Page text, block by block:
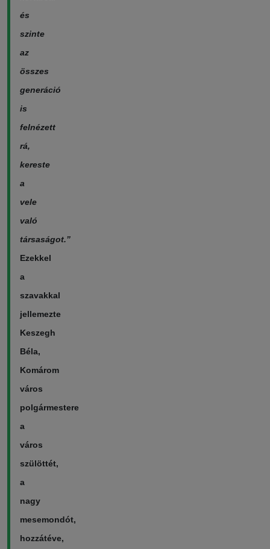
és
szinte
az
összes
generáció
is
felnézett
rá,
kereste
a
vele
való
társaságot.”
Ezekkel
a
szavakkal
jellemezte
Keszegh
Béla,
Komárom
város
polgármestere
a
város
szülöttét,
a
nagy
mesemondót,
hozzátéve,